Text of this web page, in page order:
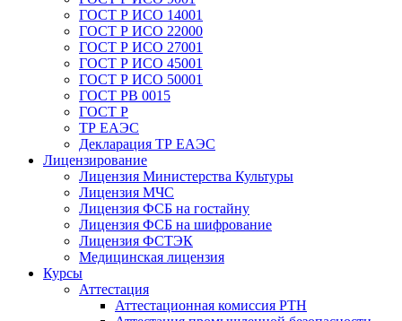
ГОСТ Р ИСО 14001
ГОСТ Р ИСО 22000
ГОСТ Р ИСО 27001
ГОСТ Р ИСО 45001
ГОСТ Р ИСО 50001
ГОСТ РВ 0015
ГОСТ Р
ТР ЕАЭС
Декларация ТР ЕАЭС
Лицензирование
Лицензия Министерства Культуры
Лицензия МЧС
Лицензия ФСБ на гостайну
Лицензия ФСБ на шифрование
Лицензия ФСТЭК
Медицинская лицензия
Курсы
Аттестация
Аттестационная комиссия РТН